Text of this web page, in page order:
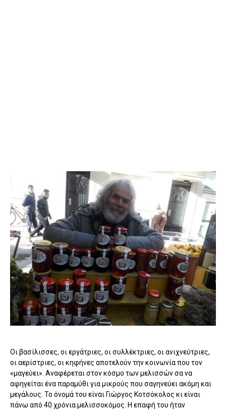
Οι βασίλισσες, οι εργάτριες, οι συλλέκτριες, οι ανιχνεύτριες,
οι αερίστριες, οι κηφήνες αποτελούν την κοινωνία που τον
«μαγεύει». Αναφέρεται στον κόσμο των μελισσών σα να
αφηγείται ένα παραμύθι για μικρούς που σαγηνεύει ακόμη και
μεγάλους. Το όνομά του είναι Γιώργος Κοτσόκολος κι είναι
πάνω από 40 χρόνια μελισσοκόμος. Η επαφή του ήταν